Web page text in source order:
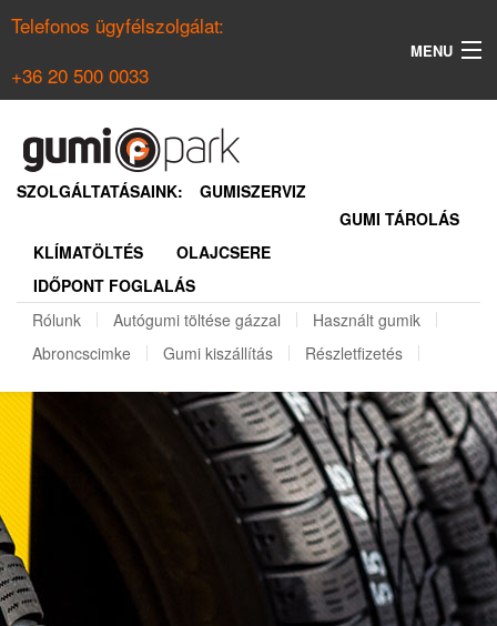
Telefonos ügyfélszolgálat:
+36 20 500 0033
MENU
NYÁRI GUMI KERESŐ
REGISZTRÁCIÓ
SZOLGÁLTATÁSAINK:
GUMISZERVIZ
GUMI TÁROLÁS
KLÍMATÖLTÉS
OLAJCSERE
IDŐPONT FOGLALÁS
Rólunk
Autógumi töltése gázzal
Használt gumik
Abroncscimke
Gumi kiszállítás Részletfizetés